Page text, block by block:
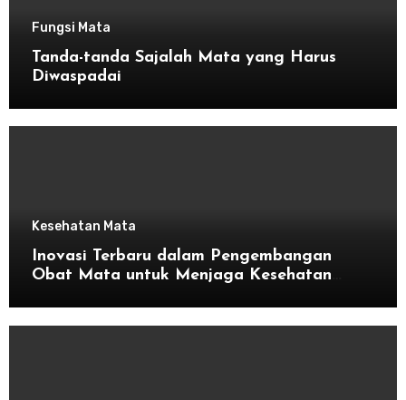
Fungsi Mata
Tanda-tanda Sajalah Mata yang Harus
Diwaspadai
Kesehatan Mata
Inovasi Terbaru dalam Pengembangan
Obat Mata untuk Menjaga Kesehatan